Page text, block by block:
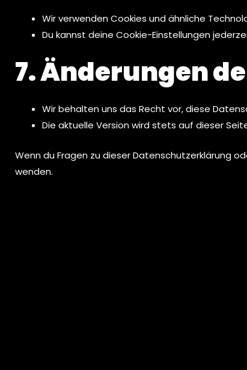
Wir verwenden Cookies und ähnliche
Du kannst deine Cookie-Einstellungen
7. Änderungen
Wir behalten uns das Recht vor, diese
Die aktuelle Version wird stets auf dieser
Wenn du Fragen zu dieser Datenschutzerklärung
wenden.